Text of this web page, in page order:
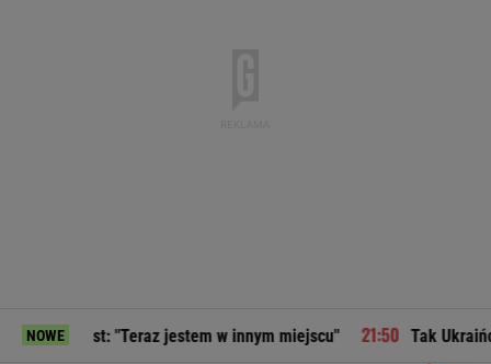
NOWE
jestem w innym miejscu" Tak Ukraińcy zareagowali na